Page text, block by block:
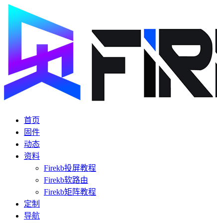
首页
固件
动态
资料
Firekb投屏教程
Firekb软路由
Firekb矩阵教程
定制
导航